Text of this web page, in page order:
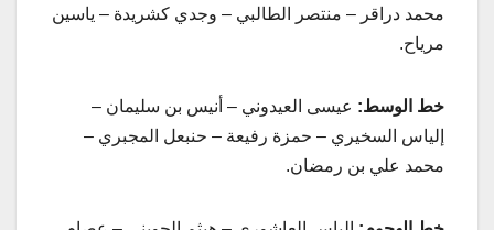
محمد دراقر – منتصر الطالبي – وجدي كشريدة – ياسين
مرياح.
خط الوسط: عيسى العيدوني – أنيس بن سليمان –
إلياس السخيري – حمزة رفيعة – حنبعل المجبري –
محمد علي بن رمضان.